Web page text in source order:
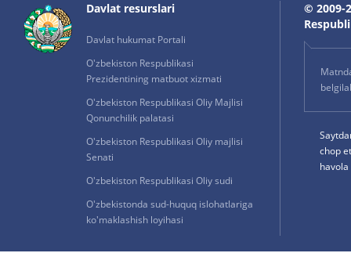
Davlat resurslari
Davlat hukumat Portali
O'zbekiston Respublikasi
Prezidentining matbuot xizmati
O'zbekiston Respublikasi Oliy Majlisi
Qonunchilik palatasi
O'zbekiston Respublikasi Oliy majlisi
Senati
O'zbekiston Respublikasi Oliy sudi
O'zbekistonda sud-huquq islohatlariga
ko'maklashish loyihasi
© 2009-
chop